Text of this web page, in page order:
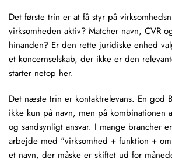
Det første trin er at få styr på
virksomheden aktiv? Matcher navn, CVR
hinanden? Er den rette juridiske enhed
et koncernselskab, der ikke er den
starter netop her.
Det næste trin er kontaktrelevans. En god
ikke kun på navn, men på kombinationen
og sandsynligt ansvar. I mange brancher
arbejde med "virksomhed + funktion +
et navn, der måske er skiftet ud for